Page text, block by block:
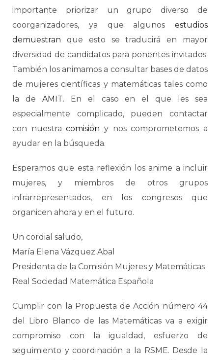
importante priorizar un grupo diverso de
coorganizadores, ya que algunos estudios
demuestran que esto se traducirá en mayor
diversidad de candidatos para ponentes invitados.
También los animamos a consultar bases de datos
de mujeres científicas y matemáticas tales como
la de AMIT. En el caso en el que les sea
especialmente complicado, pueden contactar
con nuestracomisión y nos comprometemos a
ayudar en la búsqueda.
Esperamos que esta reflexión los anime a incluir
mujeres, y miembros de otros grupos
infrarrepresentados, en los congresos que
organicen ahora y en el futuro.
Un cordial saludo,
María Elena Vázquez Abal
Presidenta de la Comisión Mujeres y Matemáticas
Real Sociedad Matemática Española
Cumplir con la Propuesta de Acción número 44
del Libro Blanco de las Matemáticas va a exigir
compromiso con la igualdad, esfuerzo de
seguimiento y coordinación a la RSME. Desde la